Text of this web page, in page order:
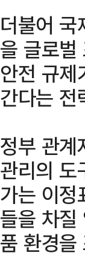
더불어
을 글로벌
안전 규
간다는 전
정부 관
관리의 도
가는 이
들을 차
품 환경을